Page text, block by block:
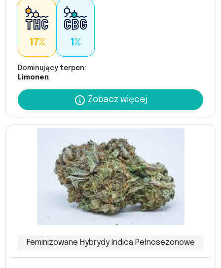
17% 1%
Dominujący terpen:
Limonen
Zobacz więcej
Feminizowane Hybrydy Indica Pełnosezonowe